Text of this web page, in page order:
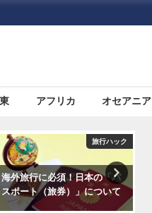
アフリカ オセアニア
オセアニア
大都市と自然。両方の魅力が
詰まった「シドニー」の観光
スポットおすすめ７選